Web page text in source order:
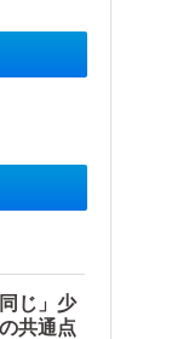
じ」少
共通点